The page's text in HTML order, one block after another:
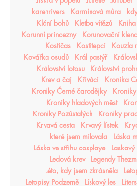
karenrivers
Karmínová můra
Klání bohů
Kletba vítězů
Korunní princezny
Korunovační
Kostičas
Kostitepci
Kouzla
Kovářka osudů
Král pastýř
Království lotosu
Království
Krev a čaj
Křiváci
Kronika
Kroniky Černé čarodějky
Kroniky hladových měst
Kroniky Pozůstalých
Kroniky
Krvavá cesta
Krvavý lístek
které jsem milovala
Láska
Láska ve střihu cosplaye
Laskavý
Ledová krev
Legendy
Léto, kdy jsem zkrásněla
Letopisy Podzemě
Lískový les